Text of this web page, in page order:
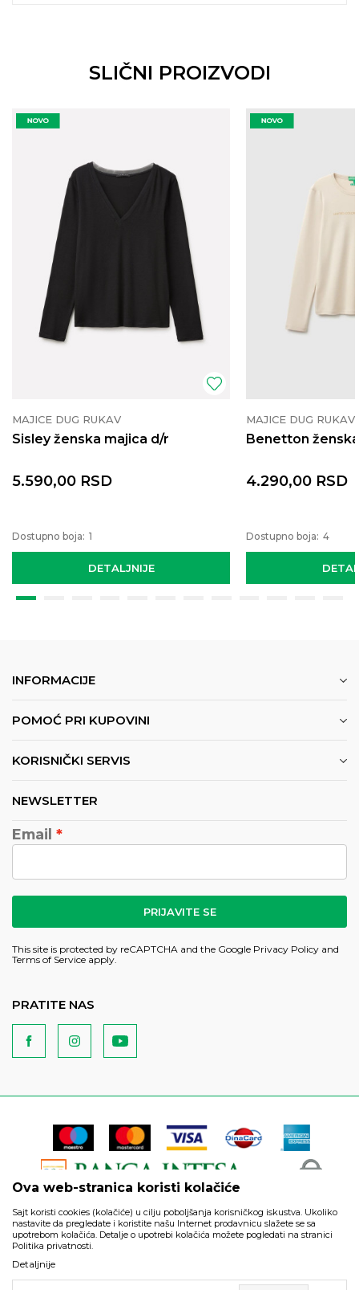
SLIČNI PROIZVODI
MAJICE DUG RUKAV
Sisley ženska majica d/r
DETALJNIJE
5.590,00 RSD
Dostupno boja: 1
MAJICE DUG RUKAV
Benetton
4.290,00 RSD
Dostupno boja: 4
INFORMACIJE
POMOĆ PRI KUPOVINI
KORISNIČKI SERVIS
NEWSLETTER
Email
PRIJAVITE SE
This site is protected by reCAPTCHA and the Google Privacy Policy and
Terms of Service apply.
PRATITE NAS
artikli prikazani na sajtu su deo naše ponude i ne podrazumeva
da su dostupni u svakom trenutku.
Ova web-stranica koristi kolačiće
Sajt koristi cookies (kolačiće) u cilju poboljšanja korisničkog iskustva. Ukoliko
nastavite da pregledate i koristite našu Internet prodavnicu slažete se sa
upotrebom kolačića. Detalje o upotrebi kolačića možete pogledati na stranici
Politika privatnosti.
Detaljnije